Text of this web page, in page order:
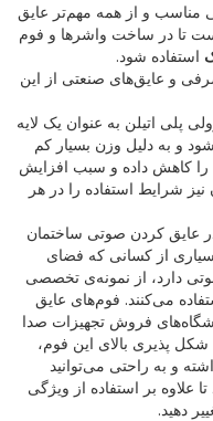
مناسب و از همه مهم‌تر عایق
تا در ساخت واشرها و فوم
استفاده شود.
و عایق‌های صنعتی از این
پلی اتیلن به عنوان یک لایه
و به دلیل وزن بسیار کم
را کاهش داده و سبب افزایش
شرایط استفاده را در هر
عایق کردن صوتی ساختمان
از کسانی که فضای
دارد، از نمونه‌ی تخصصی
می‌کنند. فوم‌های عایق
فروش تجهیزات صدا
پذیری بالای این فوم،
و به راحتی می‌توانید
علاوه بر استفاده از ویژگی
دهید.